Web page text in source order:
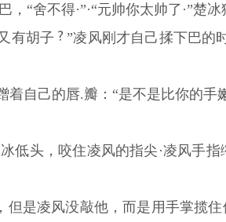
，“舍不得·”·“元帅你太帅了·”楚
有胡子
”凌风刚才自己揉下巴的
着自己的唇.瓣：“是不是比你的手
低头，咬住凌风的指尖·凌风手
但是凌风没敲他，而是用手掌揽住